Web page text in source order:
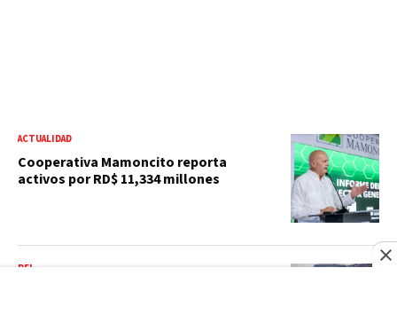
ACTUALIDAD
Cooperativa Mamoncito reporta
activos por RD$ 11,334 millones
RFI